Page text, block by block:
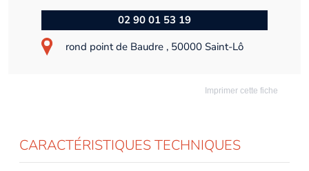
02 90 01 53 19
rond point de Baudre , 50000 Saint-Lô
Imprimer cette fiche
CARACTÉRISTIQUES TECHNIQUES